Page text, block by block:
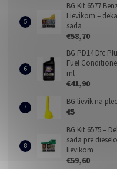
BG Kit 6577
Lievikom –
sada
€58,70
BG PD14 Dfc
Fuel
ml
€41,90
BG lievik na
€5
BG Kit 6575 –
sada pre
lievikom
€59,60